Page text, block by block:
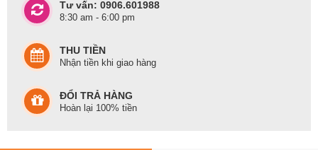
Tư vấn: 0906.601988
8:30 am - 6:00 pm
THU TIỀN
Nhận tiền khi giao hàng
ĐỔI TRẢ HÀNG
Hoàn lại 100% tiền